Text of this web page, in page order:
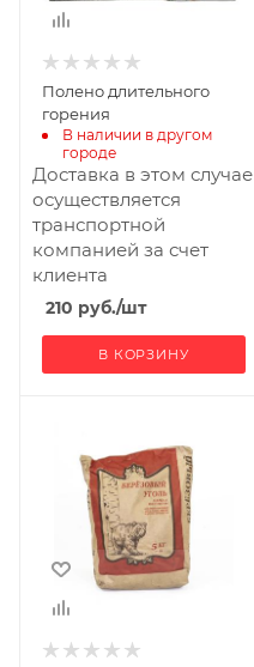
Полено длительного
горения
В наличии в другом
городе
Доставка в этом случае
осуществляется
транспортной
компанией за счет
клиента
210 руб./шт
В КОРЗИНУ